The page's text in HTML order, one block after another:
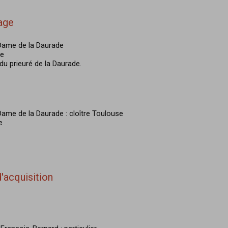
de la Daurade
prieuré de la Daurade.
de la Daurade : cloître Toulouse